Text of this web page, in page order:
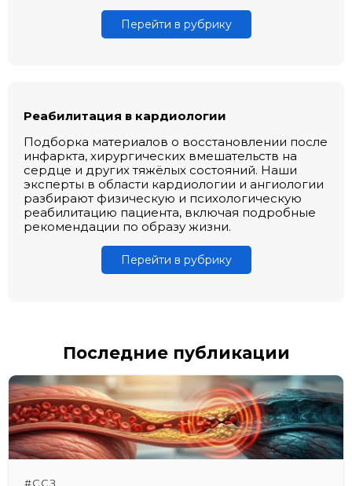
Перейти в рубрику
Реабилитация в кардиологии
Подборка материалов о восстановлении после
инфаркта, хирургических вмешательств на
сердце и других тяжёлых состояний. Наши
эксперты в области кардиологии и ангиологии
разбирают физическую и психологическую
реабилитацию пациента, включая подробные
рекомендации по образу жизни.
Перейти в рубрику
Последние публикации
#ССЗ